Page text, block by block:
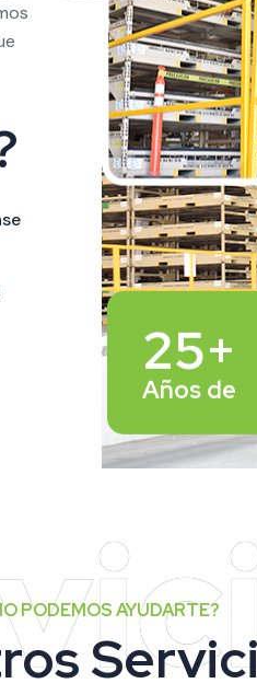
25+
Años de
PODEMOS AYUDARTE?